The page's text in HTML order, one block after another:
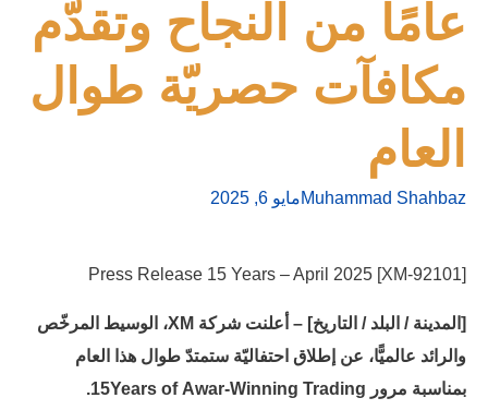
عامًا من النجاح وتقدّم
مكافآت حصريّة طوال
العام
Muhammad Shahbazمايو 6, 2025
[XM-92101] Press Release 15 Years – April 2025
[المدينة / البلد / التاريخ] – أعلنت شركة XM، الوسيط المرخّص
والرائد عالميًّا، عن إطلاق احتفاليّة ستمتدّ طوال هذا العام
بمناسبة مرور
15Years of Awar-Winning Trading
.